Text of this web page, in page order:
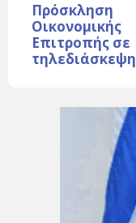
Πρόσκληση
Οικονομικής
Επιτροπής σε
τηλεδιάσκεψη